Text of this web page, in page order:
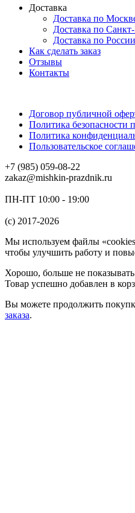
Доставка
Доставка по
Доставка по
Доставка по России
Как сделать заказ
Отзывы
Контакты
Договор публичной
Политика безопасности
Политика
Пользовательское
+7 (985) 059-08-22
zakaz@mishkin-prazdnik.ru
ПН-ПТ 10:00 - 19:00
(c) 2017-2026
Мы используем файлы
чтобы улучшить работу и
Хорошо, больше не показывать
Товар успешно добавлен в
Вы можете продолжить
заказа.